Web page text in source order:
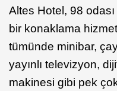
Altes Hotel, 98
bir konaklama
tümünde minibar,
yayınlı televizyon,
makinesi gibi pek